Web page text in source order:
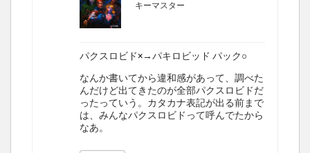
キーマスター
パクスロビド×→パキロビッド パック○
なんか書いてから違和感があって、調べた
んだけど出てきたのが全部パクスロビドだ
ったっていう。カタカナ表記が出る前まで
は、みんなパクスロビドって呼んでたから
なあ。